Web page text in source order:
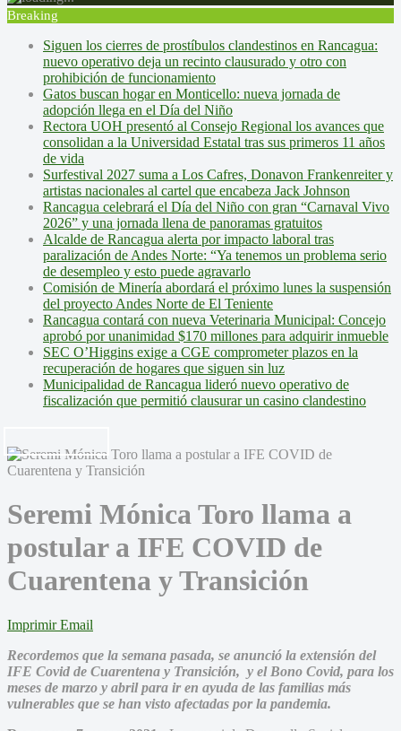
Breaking
Siguen los cierres de prostíbulos clandestinos en Rancagua:
nuevo operativo deja un recinto clausurado y otro con
prohibición de funcionamiento
Gatos buscan hogar en Monticello: nueva jornada de
adopción llega en el Día del Niño
Rectora UOH presentó al Consejo Regional los avances que
consolidan a la Universidad Estatal tras sus primeros 11 años
de vida
Surfestival 2027 suma a Los Cafres, Donavon Frankenreiter y
artistas nacionales al cartel que encabeza Jack Johnson
Rancagua celebrará el Día del Niño con gran “Carnaval Vivo
2026” y una jornada llena de panoramas gratuitos
Alcalde de Rancagua alerta por impacto laboral tras
paralización de Andes Norte: “Ya tenemos un problema serio
de desempleo y esto puede agravarlo
Comisión de Minería abordará el próximo lunes la suspensión
del proyecto Andes Norte de El Teniente
Rancagua contará con nueva Veterinaria Municipal: Concejo
aprobó por unanimidad $170 millones para adquirir inmueble
SEC O’Higgins exige a CGE comprometer plazos en la
recuperación de hogares que siguen sin luz
Municipalidad de Rancagua lideró nuevo operativo de
fiscalización que permitió clausurar un casino clandestino
Seremi Mónica Toro llama a
postular a IFE COVID de
Cuarentena y Transición
Imprimir Email
Recordemos que la semana pasada, se anunció la extensión del
IFE Covid de Cuarentena y Transición, y el Bono Covid, para los
meses de marzo y abril para ir en ayuda de las familias más
vulnerables que se han visto afectadas por la pandemia.